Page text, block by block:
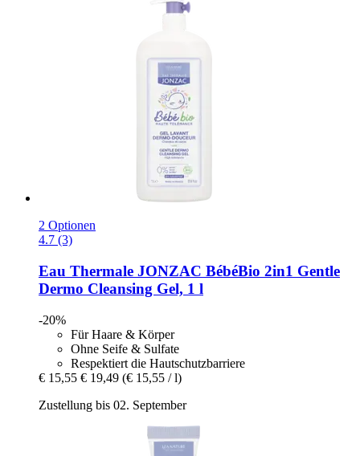
2 Optionen
4.7 (3)
Eau Thermale JONZAC BébéBio 2in1 Gentle
Dermo Cleansing Gel, 1 l
-20%
Für Haare & Körper
Ohne Seife & Sulfate
Respektiert die Hautschutzbarriere
€ 15,55 € 19,49 (€ 15,55 / l)
Zustellung bis 02. September